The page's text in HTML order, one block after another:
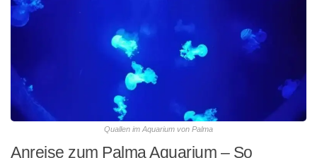
Quallen im Aquarium von Palma
Anreise zum Palma Aquarium – So